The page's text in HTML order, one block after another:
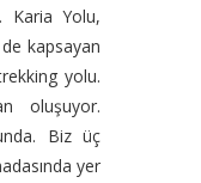
Karia Yolu,
de kapsayan
yolu.
oluşuyor.
Biz üç
yer